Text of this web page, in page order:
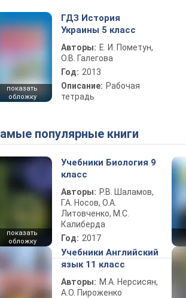
показать
обложку
ГДЗ История
Украины 5 класс
Авторы: Е. И. Пометун,
О.В. Галегова
Год: 2013
Описание: Рабочая
тетрадь
Самые популярные книги
показать
обложку
Учебники Биология 9
класс
Авторы: Р.В. Шаламов,
Г.А. Носов, О.А.
Литовченко, М.С.
Калиберда
Год: 2017
Учебники Английский
язык 11 класс
Авторы: М.А. Нерсисян,
А.О. Пироженко